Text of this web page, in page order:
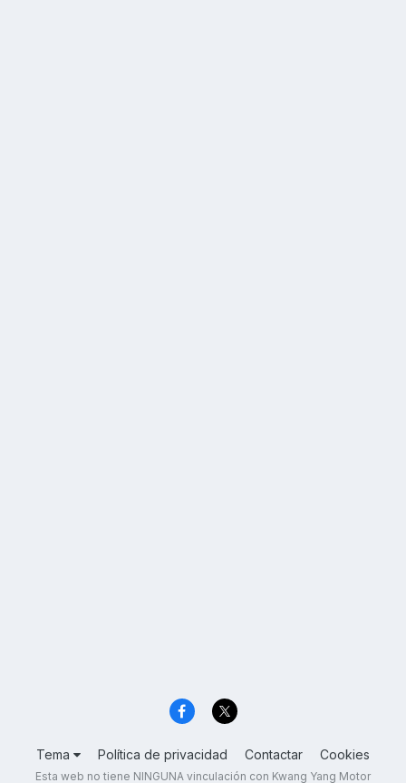
Tema Política de privacidad Contactar Cookies
Esta web no tiene NINGUNA vinculación con Kwang Yang Motor